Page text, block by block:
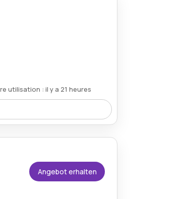
utilisation : il y a 21 heures
Rabatt angeboten,
gewährleistet wird.
Angebot erhalten